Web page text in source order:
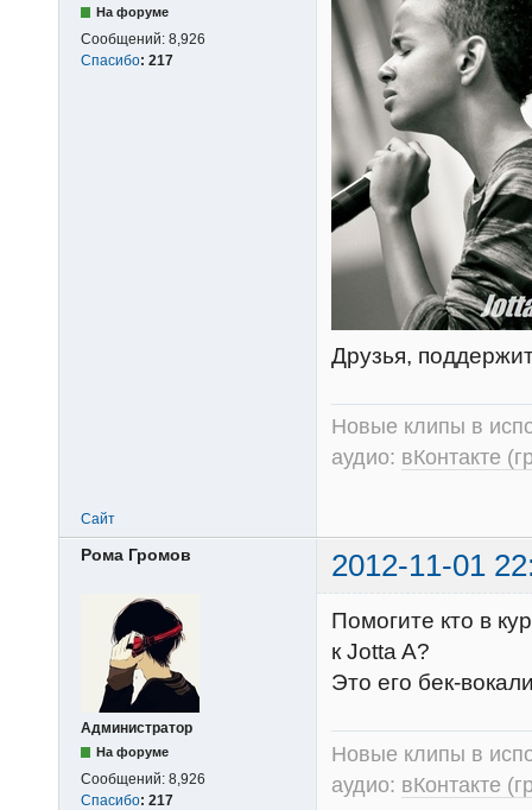
На форуме
Сообщений: 8,926
Спасибо: 217
Друзья,
Новые клипы в
аудио: вКонтакте
Сайт
Рома Громов 2012-11-01
Администратор
На форуме
Сообщений: 8,926
Спасибо: 217
Помогите кто в
к Jotta A?
Это его бек-
Новые клипы в
аудио: вКонтакте